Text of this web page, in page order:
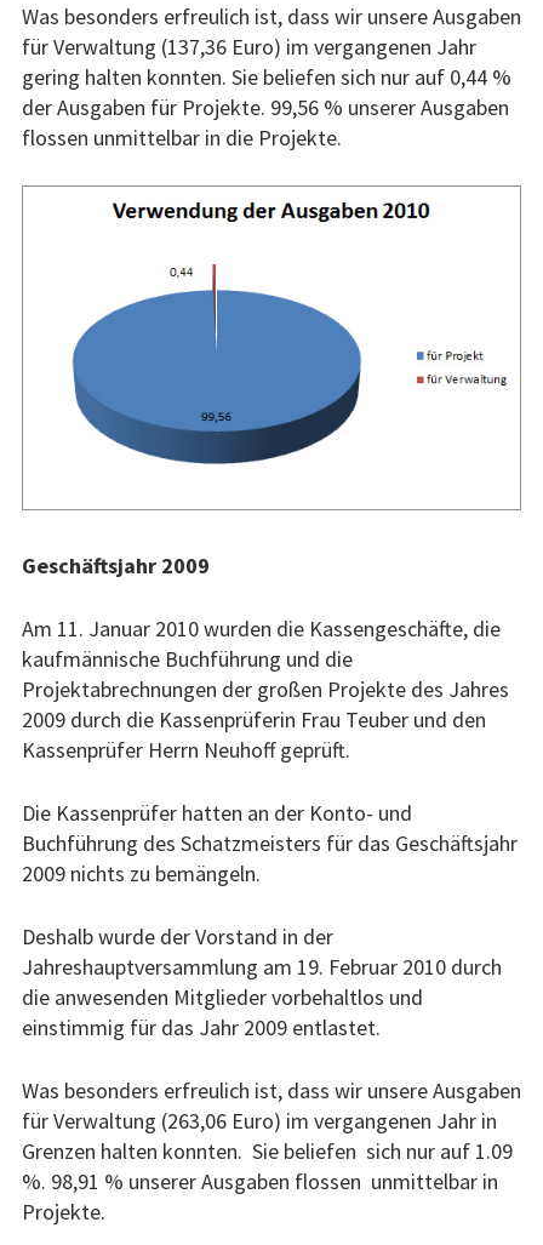
Was besonders erfreulich ist, dass wir unsere Ausgaben
für Verwaltung (137,36 Euro) im vergangenen Jahr
gering halten konnten. Sie beliefen sich nur auf 0,44 %
der Ausgaben für Projekte. 99,56 % unserer Ausgaben
flossen unmittelbar in die Projekte.
Geschäftsjahr 2009
Am 11. Januar 2010 wurden die Kassengeschäfte, die
kaufmännische Buchführung und die
Projektabrechnungen der großen Projekte des Jahres
2009 durch die Kassenprüferin Frau Teuber und den
Kassenprüfer Herrn Neuhoff geprüft.
Die Kassenprüfer hatten an der Konto- und
Buchführung des Schatzmeisters für das Geschäftsjahr
2009 nichts zu bemängeln.
Deshalb wurde der Vorstand in der
Jahreshauptversammlung am 19. Februar 2010 durch
die anwesenden Mitglieder vorbehaltlos und
einstimmig für das Jahr 2009 entlastet.
Was besonders erfreulich ist, dass wir unsere Ausgaben
für Verwaltung (263,06 Euro) im vergangenen Jahr in
Grenzen halten konnten. Sie beliefen sich nur auf 1.09
%. 98,91 % unserer Ausgaben flossen unmittelbar in
Projekte.